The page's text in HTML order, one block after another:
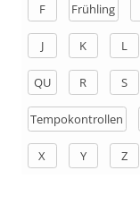
F Frühling
J K L
QU R S
Tempokontrollen
X Y Z